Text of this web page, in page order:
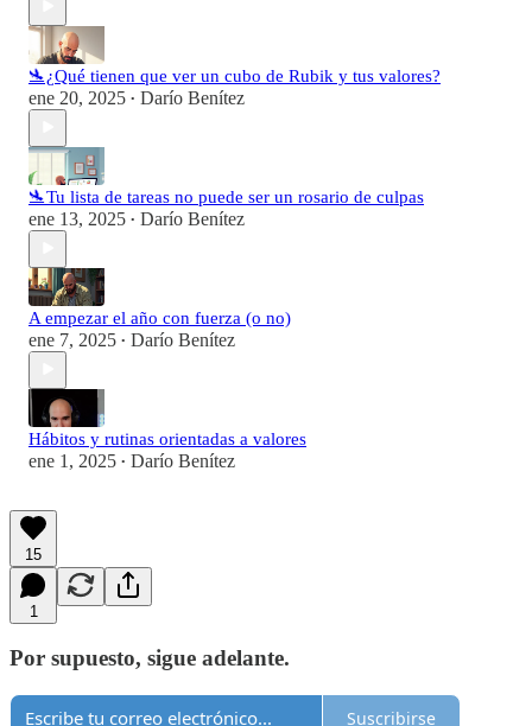
🛬¿Qué tienen que ver un cubo de Rubik y tus valores?
ene 20, 2025 • Darío Benítez
🛬Tu lista de tareas no puede ser un rosario de culpas
ene 13, 2025 • Darío Benítez
A empezar el año con fuerza (o no)
ene 7, 2025 • Darío Benítez
Hábitos y rutinas orientadas a valores
ene 1, 2025 • Darío Benítez
15
1
Por supuesto, sigue adelante.
Suscribirse